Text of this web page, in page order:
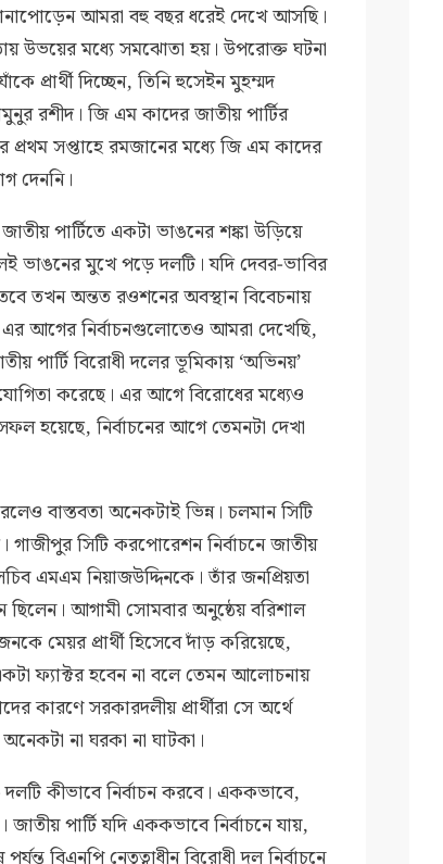
আমরা বহু বছর ধরেই দেখে আসছি।
উভয়ের মধ্যে সমঝোতা হয়। উপরোক্ত ঘটনা
প্রার্থী দিচ্ছেন, তিনি হুসেইন মুহম্মদ
রশীদ। জি এম কাদের জাতীয় পার্টির
প্রথম সপ্তাহে রমজানের মধ্যে জি এম কাদের
দেননি।
পার্টিতে একটা ভাঙনের শঙ্কা উড়িয়ে
ভাঙনের মুখে পড়ে দলটি। যদি দেবর-ভাবির
তখন অন্তত রওশনের অবস্থান বিবেচনায়
আগের নির্বাচনগুলোতেও আমরা দেখেছি,
পার্টি বিরোধী দলের ভূমিকায় ‘অভিনয়’
করেছে। এর আগে বিরোধের মধ্যেও
হয়েছে, নির্বাচনের আগে তেমনটা দেখা
বাস্তবতা অনেকটাই ভিন্ন। চলমান সিটি
গাজীপুর সিটি করপোরেশন নির্বাচনে জাতীয়
এমএম নিয়াজউদ্দিনকে। তাঁর জনপ্রিয়তা
ছিলেন। আগামী সোমবার অনুষ্ঠেয় বরিশাল
মেয়র প্রার্থী হিসেবে দাঁড় করিয়েছে,
ফ্যাক্টর হবেন না বলে তেমন আলোচনায়
কারণে সরকারদলীয় প্রার্থীরা সে অর্থে
না ঘরকা না ঘাটকা।
কীভাবে নির্বাচন করবে। এককভাবে,
পার্টি যদি এককভাবে নির্বাচনে যায়,